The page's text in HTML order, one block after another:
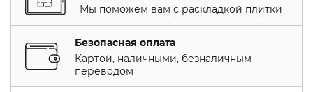
Мы поможем вам с раскладкой плитки
Безопасная оплата
Картой, наличными, безналичным
переводом